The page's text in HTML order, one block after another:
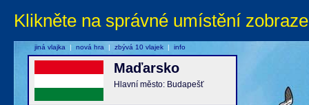
Klikněte na správné umístění
Maďarsko
Hlavní město: Budapešť
jiná vlajka | nová hra | zbývá 10 vlajek | info